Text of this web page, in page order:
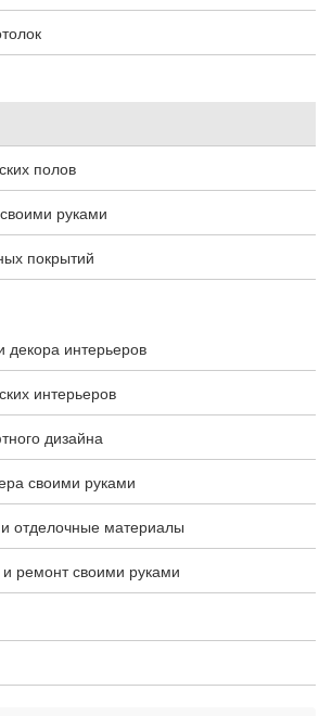
полов
руками
покрытий
декора интерьеров
интерьеров
дизайна
своими руками
отделочные материалы
и ремонт своими руками